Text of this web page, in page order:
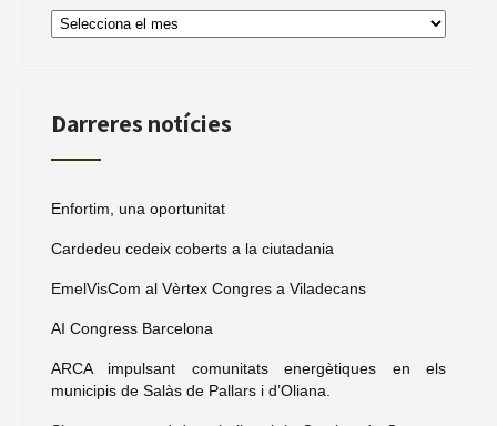
Arxiu
de
Darreres notícies
Enfortim, una oportunitat
Cardedeu cedeix coberts a la ciutadania
EmelVisCom al Vèrtex Congres a Viladecans
AI Congress Barcelona
ARCA impulsant comunitats energètiques en els
municipis de Salàs de Pallars i d’Oliana.